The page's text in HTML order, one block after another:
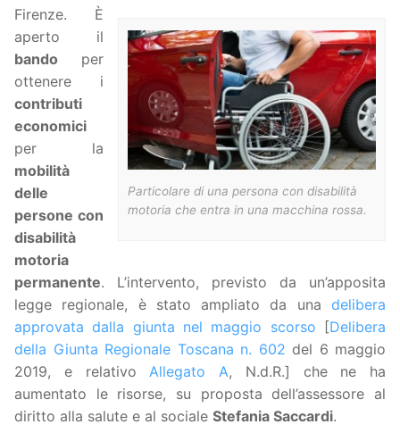
Particolare di una persona con disabilità
motoria che entra in una macchina rossa.
Firenze. È
aperto il
bando per
ottenere i
contributi
economici
per la
mobilità
delle
persone con
disabilità
motoria
permanente. L’intervento, previsto da un’apposita
legge regionale, è stato ampliato da una delibera
approvata dalla giunta nel maggio scorso [Delibera
della Giunta Regionale Toscana n. 602 del 6 maggio
2019, e relativoAllegato A, N.d.R.] che ne ha
aumentato le risorse, su proposta dell’assessore al
diritto alla salute e al sociale Stefania Saccardi.